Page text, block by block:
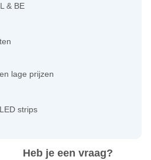
Heb je een vraag?
& BE
lage prijzen
strips